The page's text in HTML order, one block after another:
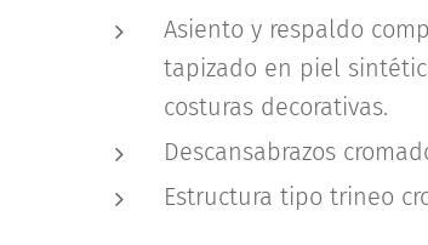
Asiento y respaldo
tapizado en piel
costuras decorativas.
Descansabrazos
Estructura tipo trineo